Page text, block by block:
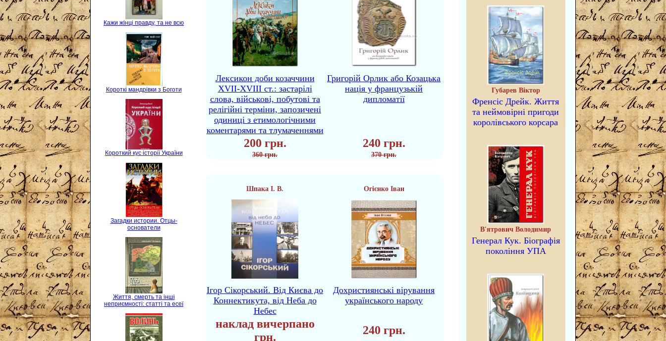
Кажи жінці правду, та не всю
Короткі мандрівки з Боготи
Короткий кус історії України
Загадки истории. Отцы-
основатели
Життя, смерть та інші
неприємності: статті та есеї
Лексикон доби козаччини
XVII-XVIII ст.: застарілі
слова, військові, побутові та
релігійні терміни, запозичені
одиниці з етимологічними
коментарями та тлумаченнями
Григорій Орлик або Козацька
нація у французькій
дипломатії
200 грн. 240 грн.
360 грн. 370 грн.
Шпака І. В. Огієнко Іван
Ігор Сікорський. Від Києва до
Коннектикута, від Неба до
Небес
Дохристиянські вірування
українського народу
наклад вичерпано
грн.
240 грн.
Губарев Віктор
Френсіс Дрейк. Життя
та неймовірні пригоди
королівського корсара
В'ятрович Володимир
Генерал Кук. Біографія
покоління УПА